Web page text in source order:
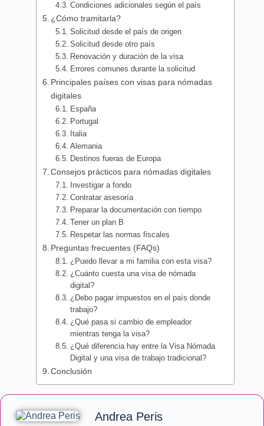
Condiciones adicionales según el país
¿Cómo tramitarla?
Solicitud desde el país de origen
Solicitud desde otro país
Renovación y duración de la visa
Errores comunes durante la solicitud
Principales países con visas para nómadas
digitales
España
Portugal
Italia
Alemania
Destinos fueras de Europa
Consejos prácticos para nómadas digitales
Investigar a fondo
Contratar asesoría
Preparar la documentación con tiempo
Tener un plan B
Respetar las normas fiscales
Preguntas frecuentes (FAQs)
¿Puedo llevar a mi familia con esta visa?
¿Cuánto cuesta una visa de nómada
digital?
¿Debo pagar impuestos en el país donde
trabajo?
¿Qué pasa si cambio de empleador
mientras tenga la visa?
¿Qué diferencia hay entre la Visa Nómada
Digital y una visa de trabajo tradicional?
Conclusión
Andrea Peris